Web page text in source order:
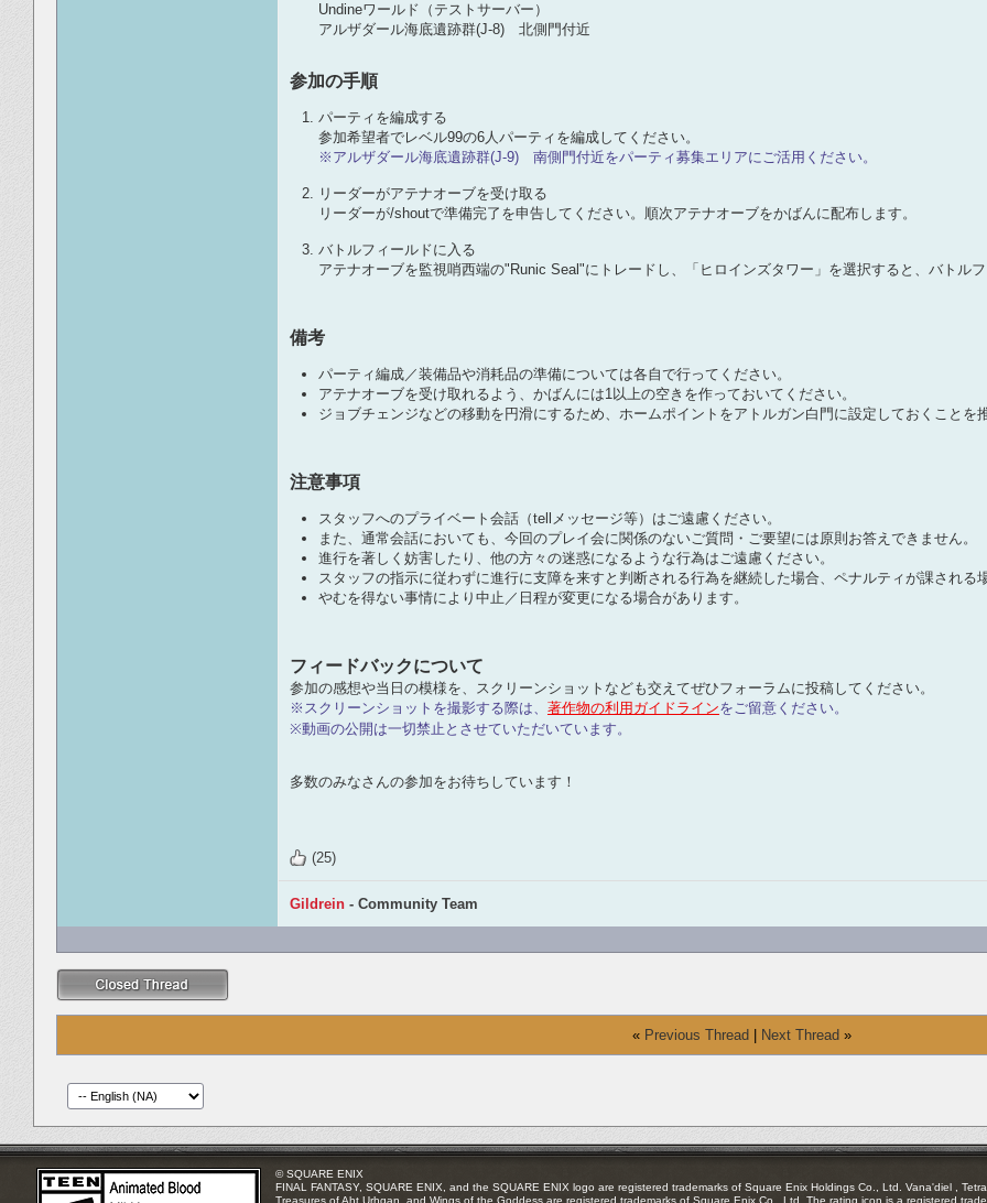
Undineワールド（テストサーバー）
アルザダール海底遺跡群(J-8) 北側門付近
参加の手順
パーティを編成する
参加希望者でレベル99の6人パーティを編成してください。
※アルザダール海底遺跡群(J-9) 南側門付近をパーティ募集エリアにご活用ください。
リーダーがアテナオーブを受け取る
リーダーが/shoutで準備完了を申告してください。順次アテナオーブをかばんに配布します。
バトルフィールドに入る
アテナオーブを監視哨西端の"Runic Seal"にトレードし、「ヒロインズタワー」を選択すると、バトル
備考
パーティ編成／装備品や消耗品の準備については各自で行ってください。
アテナオーブを受け取れるよう、かばんには1以上の空きを作っておいてください。
ジョブチェンジなどの移動を円滑にするため、ホームポイントをアトルガン白門に設定しておくことを
注意事項
スタッフへのプライベート会話（tellメッセージ等）はご遠慮ください。
また、通常会話においても、今回のプレイ会に関係のないご質問・ご要望には原則お答えできません。
進行を著しく妨害したり、他の方々の迷惑になるような行為はご遠慮ください。
スタッフの指示に従わずに進行に支障を来すと判断される行為を継続した場合、ペナルティが課される
やむを得ない事情により中止／日程が変更になる場合があります。
フィードバックについて
参加の感想や当日の模様を、スクリーンショットなども交えてぜひフォーラムに投稿してください。
※スクリーンショットを撮影する際は、 著作物の利用ガイドラインをご留意ください。
※動画の公開は一切禁止とさせていただいています。
多数のみなさんの参加をお待ちしています！
(25)
Gildrein - Community Team
« Previous Thread Next Thread »
© SQUARE ENIX
FINAL FANTASY, SQUARE ENIX, and the SQUARE ENIX logo are registered trademarks of Square Enix Holdings Co., Ltd. Vana'diel ,